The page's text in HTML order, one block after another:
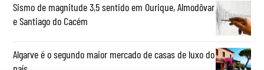
Sismo de magnitude 3,5 sentido em Ourique, Almodôvar
e Santiago do Cacém
Algarve é o segundo maior mercado de casas de luxo do